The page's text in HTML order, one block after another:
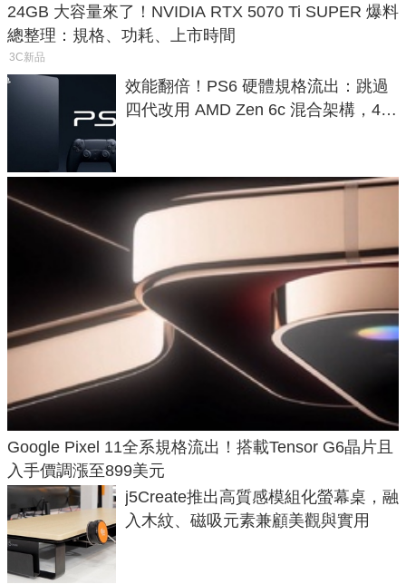
24GB 大容量來了！NVIDIA RTX 5070 Ti SUPER 爆料
總整理：規格、功耗、上市時間
3C新品
效能翻倍！PS6 硬體規格流出：跳過
四代改用 AMD Zen 6c 混合架構，4K
Google Pixel 11全系規格流出！搭載Tensor G6晶片且
入手價調漲至899美元
j5Create推出高質感模組化螢幕桌，融
入木紋、磁吸元素兼顧美觀與實用